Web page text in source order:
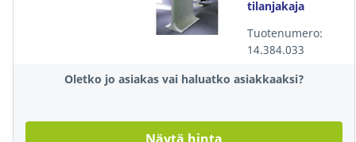
tilanjakaja
Tuotenumero:
14.384.033
Oletko jo asiakas vai haluatko asiakkaaksi?